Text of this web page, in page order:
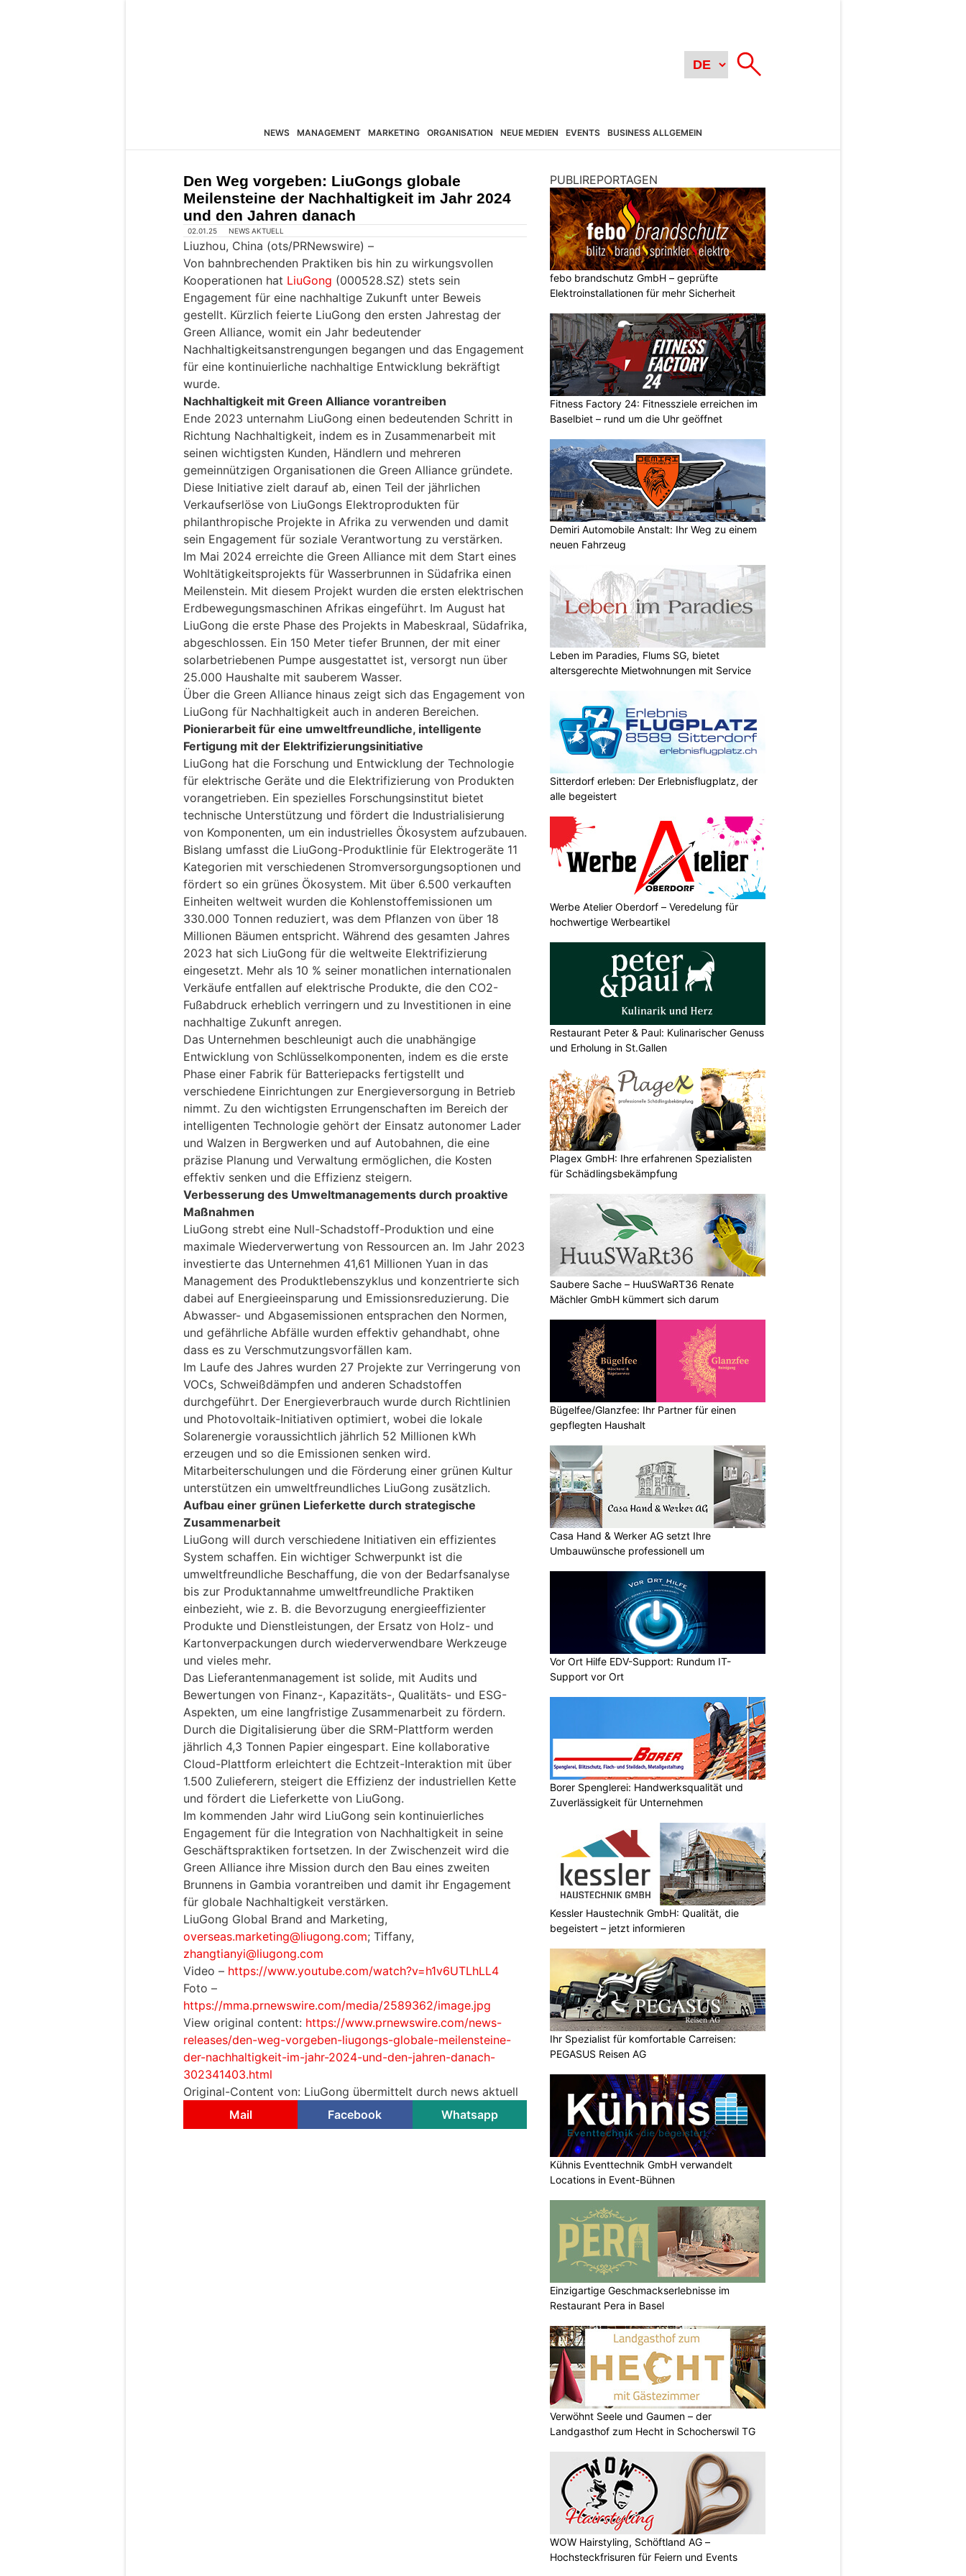
NEWS MANAGEMENT MARKETING ORGANISATION NEUE MEDIEN EVENTS BUSINESS ALLGEMEIN
Den Weg vorgeben: LiuGongs globale
Meilensteine der Nachhaltigkeit im Jahr 2024
und den Jahren danach
02.01.25 NEWS AKTUELL
Liuzhou, China (ots/PRNewswire) –
Von bahnbrechenden Praktiken bis hin zu wirkungsvollen
Kooperationen hat LiuGong (000528.SZ) stets sein
Engagement für eine nachhaltige Zukunft unter Beweis
gestellt. Kürzlich feierte LiuGong den ersten Jahrestag der
Green Alliance, womit ein Jahr bedeutender
Nachhaltigkeitsanstrengungen begangen und das Engagement
für eine kontinuierliche nachhaltige Entwicklung bekräftigt
wurde.
Nachhaltigkeit mit Green Alliance vorantreiben
Ende 2023 unternahm LiuGong einen bedeutenden Schritt in
Richtung Nachhaltigkeit, indem es in Zusammenarbeit mit
seinen wichtigsten Kunden, Händlern und mehreren
gemeinnützigen Organisationen die Green Alliance gründete.
Diese Initiative zielt darauf ab, einen Teil der jährlichen
Verkaufserlöse von LiuGongs Elektroprodukten für
philanthropische Projekte in Afrika zu verwenden und damit
sein Engagement für soziale Verantwortung zu verstärken.
Im Mai 2024 erreichte die Green Alliance mit dem Start eines
Wohltätigkeitsprojekts für Wasserbrunnen in Südafrika einen
Meilenstein. Mit diesem Projekt wurden die ersten elektrischen
Erdbewegungsmaschinen Afrikas eingeführt. Im August hat
LiuGong die erste Phase des Projekts in Mabeskraal, Südafrika,
abgeschlossen. Ein 150 Meter tiefer Brunnen, der mit einer
solarbetriebenen Pumpe ausgestattet ist, versorgt nun über
25.000 Haushalte mit sauberem Wasser.
Über die Green Alliance hinaus zeigt sich das Engagement von
LiuGong für Nachhaltigkeit auch in anderen Bereichen.
Pionierarbeit für eine umweltfreundliche, intelligente
Fertigung mit der Elektrifizierungsinitiative
LiuGong hat die Forschung und Entwicklung der Technologie
für elektrische Geräte und die Elektrifizierung von Produkten
vorangetrieben. Ein spezielles Forschungsinstitut bietet
technische Unterstützung und fördert die Industrialisierung
von Komponenten, um ein industrielles Ökosystem aufzubauen.
Bislang umfasst die LiuGong-Produktlinie für Elektrogeräte 11
Kategorien mit verschiedenen Stromversorgungsoptionen und
fördert so ein grünes Ökosystem. Mit über 6.500 verkauften
Einheiten weltweit wurden die Kohlenstoffemissionen um
330.000 Tonnen reduziert, was dem Pflanzen von über 18
Millionen Bäumen entspricht. Während des gesamten Jahres
2023 hat sich LiuGong für die weltweite Elektrifizierung
eingesetzt. Mehr als 10 % seiner monatlichen internationalen
Verkäufe entfallen auf elektrische Produkte, die den CO2-
Fußabdruck erheblich verringern und zu Investitionen in eine
nachhaltige Zukunft anregen.
Das Unternehmen beschleunigt auch die unabhängige
Entwicklung von Schlüsselkomponenten, indem es die erste
Phase einer Fabrik für Batteriepacks fertigstellt und
verschiedene Einrichtungen zur Energieversorgung in Betrieb
nimmt. Zu den wichtigsten Errungenschaften im Bereich der
intelligenten Technologie gehört der Einsatz autonomer Lader
und Walzen in Bergwerken und auf Autobahnen, die eine
präzise Planung und Verwaltung ermöglichen, die Kosten
effektiv senken und die Effizienz steigern.
Verbesserung des Umweltmanagements durch proaktive
Maßnahmen
LiuGong strebt eine Null-Schadstoff-Produktion und eine
maximale Wiederverwertung von Ressourcen an. Im Jahr 2023
investierte das Unternehmen 41,61 Millionen Yuan in das
Management des Produktlebenszyklus und konzentrierte sich
dabei auf Energieeinsparung und Emissionsreduzierung. Die
Abwasser- und Abgasemissionen entsprachen den Normen,
und gefährliche Abfälle wurden effektiv gehandhabt, ohne
dass es zu Verschmutzungsvorfällen kam.
Im Laufe des Jahres wurden 27 Projekte zur Verringerung von
VOCs, Schweißdämpfen und anderen Schadstoffen
durchgeführt. Der Energieverbrauch wurde durch Richtlinien
und Photovoltaik-Initiativen optimiert, wobei die lokale
Solarenergie voraussichtlich jährlich 52 Millionen kWh
erzeugen und so die Emissionen senken wird.
Mitarbeiterschulungen und die Förderung einer grünen Kultur
unterstützen ein umweltfreundliches LiuGong zusätzlich.
Aufbau einer grünen Lieferkette durch strategische
Zusammenarbeit
LiuGong will durch verschiedene Initiativen ein effizientes
System schaffen. Ein wichtiger Schwerpunkt ist die
umweltfreundliche Beschaffung, die von der Bedarfsanalyse
bis zur Produktannahme umweltfreundliche Praktiken
einbezieht, wie z. B. die Bevorzugung energieeffizienter
Produkte und Dienstleistungen, der Ersatz von Holz- und
Kartonverpackungen durch wiederverwendbare Werkzeuge
und vieles mehr.
Das Lieferantenmanagement ist solide, mit Audits und
Bewertungen von Finanz-, Kapazitäts-, Qualitäts- und ESG-
Aspekten, um eine langfristige Zusammenarbeit zu fördern.
Durch die Digitalisierung über die SRM-Plattform werden
jährlich 4,3 Tonnen Papier eingespart. Eine kollaborative
Cloud-Plattform erleichtert die Echtzeit-Interaktion mit über
1.500 Zulieferern, steigert die Effizienz der industriellen Kette
und fördert die Lieferkette von LiuGong.
Im kommenden Jahr wird LiuGong sein kontinuierliches
Engagement für die Integration von Nachhaltigkeit in seine
Geschäftspraktiken fortsetzen. In der Zwischenzeit wird die
Green Alliance ihre Mission durch den Bau eines zweiten
Brunnens in Gambia vorantreiben und damit ihr Engagement
für globale Nachhaltigkeit verstärken.
LiuGong Global Brand and Marketing,
overseas.marketing@liugong.com; Tiffany,
zhangtianyi@liugong.com
Video – https://www.youtube.com/watch?v=h1v6UTLhLL4
Foto –
https://mma.prnewswire.com/media/2589362/image.jpg
View original content: https://www.prnewswire.com/news-
releases/den-weg-vorgeben-liugongs-globale-meilensteine-
der-nachhaltigkeit-im-jahr-2024-und-den-jahren-danach-
302341403.html
Original-Content von: LiuGong übermittelt durch news aktuell
Mail
Facebook Whatsapp
PUBLIREPORTAGEN
febo brandschutz GmbH – geprüfte
Elektroinstallationen für mehr Sicherheit
Fitness Factory 24: Fitnessziele erreichen im
Baselbiet – rund um die Uhr geöffnet
Demiri Automobile Anstalt: Ihr Weg zu einem
neuen Fahrzeug
Leben im Paradies, Flums SG, bietet
altersgerechte Mietwohnungen mit Service
Sitterdorf erleben: Der Erlebnisflugplatz, der
alle begeistert
Werbe Atelier Oberdorf – Veredelung für
hochwertige Werbeartikel
Restaurant Peter & Paul: Kulinarischer Genuss
und Erholung in St.Gallen
Plagex GmbH: Ihre erfahrenen Spezialisten
für Schädlingsbekämpfung
Saubere Sache – HuuSWaRT36 Renate
Mächler GmbH kümmert sich darum
Bügelfee/Glanzfee: Ihr Partner für einen
gepflegten Haushalt
Casa Hand & Werker AG setzt Ihre
Umbauwünsche professionell um
Vor Ort Hilfe EDV-Support: Rundum IT-
Support vor Ort
Borer Spenglerei: Handwerksqualität und
Zuverlässigkeit für Unternehmen
Kessler Haustechnik GmbH: Qualität, die
begeistert – jetzt informieren
Ihr Spezialist für komfortable Carreisen:
PEGASUS Reisen AG
Kühnis Eventtechnik GmbH verwandelt
Locations in Event-Bühnen
Einzigartige Geschmackserlebnisse im
Restaurant Pera in Basel
Verwöhnt Seele und Gaumen – der
Landgasthof zum Hecht in Schocherswil TG
WOW Hairstyling, Schöftland AG –
Hochsteckfrisuren für Feiern und Events